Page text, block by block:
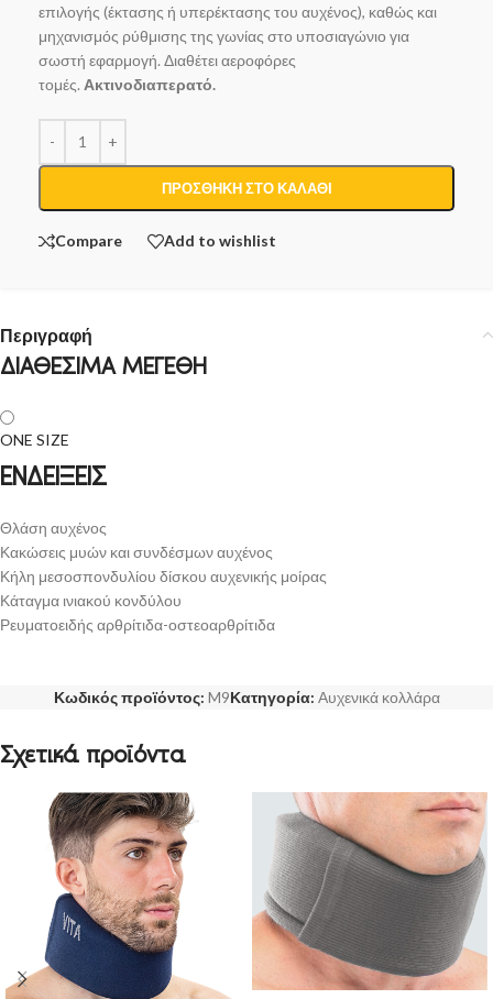
επιλογής (έκτασης ή υπερέκτασης του αυχένος), καθώς και
μηχανισμός ρύθμισης της γωνίας στο υποσιαγώνιο για
σωστή εφαρμογή. Διαθέτει αεροφόρες
τομές. Ακτινοδιαπερατό.
ΠΡΟΣΘΉΚΗ ΣΤΟ ΚΑΛΆΘΙ
Compare Add to wishlist
Περιγραφή
ΔΙΑΘΕΣΙΜΑ ΜΕΓΕΘΗ
ONE SIZE
ΕΝΔΕΙΞΕΙΣ
Θλάση αυχένος
Κακώσεις μυών και συνδέσμων αυχένος
Κήλη μεσοσπονδυλίου δίσκου αυχενικής μοίρας
Κάταγμα ινιακού κονδύλου
Ρευματοειδής αρθρίτιδα-οστεοαρθρίτιδα
Κωδικός προϊόντος: M9Κατηγορία: Αυχενικά κολλάρα
Σχετικά προϊόντα